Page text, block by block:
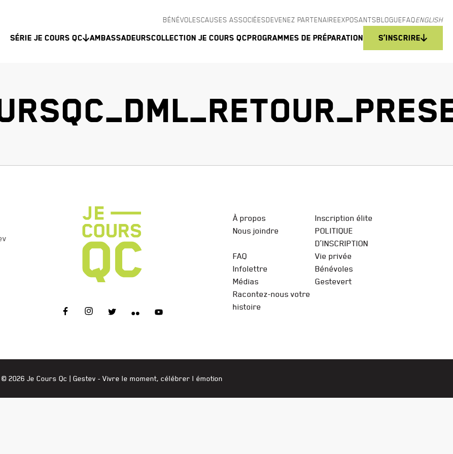
BÉNÉVOLESCAUSES ASSOCIÉESDEVENEZ PARTENAIREEXPOSANTSBLOGUEFAQENGLISH
Série Je Cours QC AmbassadeursCollection Je Cours QCProgrammes de préparation S’inscrire
À propos
Inscription élite
Nous joindre
POLITIQUE
D’INSCRIPTION
FAQ
Vie privée
Infolettre
Bénévoles
Médias
Gestevert
Racontez-nous votre
histoire
© 2026 Je Cours Qc | Gestev - Vivre le moment, célébrer l émotion